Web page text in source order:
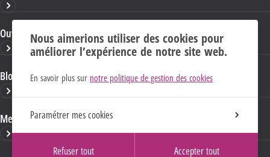
Ouvrages & publications
Blogs & sites HELMo
Mentions Légales
Nous aimerions utiliser des cookies pour
améliorer l’expérience de notre site web.
En savoir plus sur notre politique de gestion des cookies
Paramétrer mes cookies
Refuser tout Accepter tout